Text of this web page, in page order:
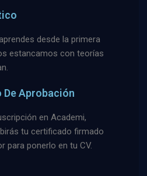
desde la primera
estancamos con teorías
Aprobación
en Academi,
tu certificado firmado
para ponerlo en tu CV.